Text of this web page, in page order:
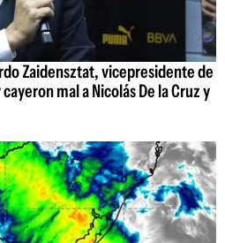
Zaidensztat, vicepresidente de
mal a Nicolás De la Cruz y